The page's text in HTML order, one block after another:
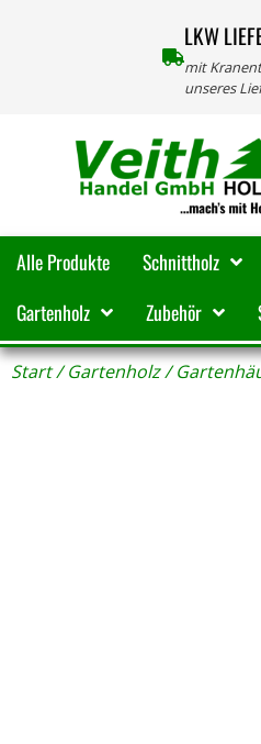
LKW
mit
unseres
Alle Produkte Schnittholz
Gartenholz
Zubehör
Start/Gartenholz/